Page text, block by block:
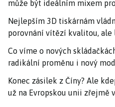
může být ideálním mixem
Nejlepším 3D tiskárnám
porovnání vítězí kvalitou, ale
Co víme o nových
radikální proměnu i nový
Konec zásilek z Číny? Ale
už na Evropskou unii zřejmě